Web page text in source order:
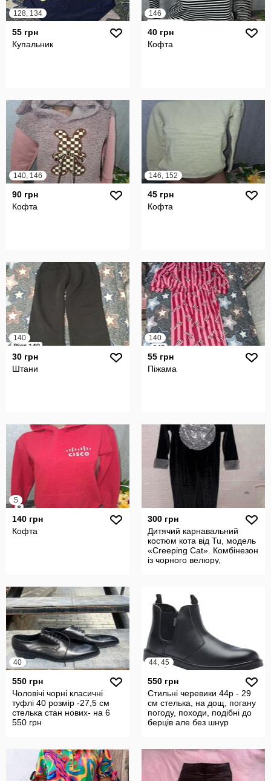
128, 134
55 грн
Купальник
146
40 грн
Кофта
140, 146
90 грн
Кофта
146, 152
45 грн
Кофта
140
30 грн
Штани
140
55 грн
Піжама
S
140 грн
Кофта
300 грн
Дитячий карнавальний
костюм кота від Tu, модель
«Creeping Cat». Комбінезон
із чорного велюру,
40
550 грн
Чоловічі чорні класичні
туфлі 40 розмір -27,5 см
стелька стан нових- на 6
550 грн
44, 45
550 грн
Стильні черевики 44р - 29
см стелька, на дощ, погану
погоду, походи, подібні до
берців але без шнур